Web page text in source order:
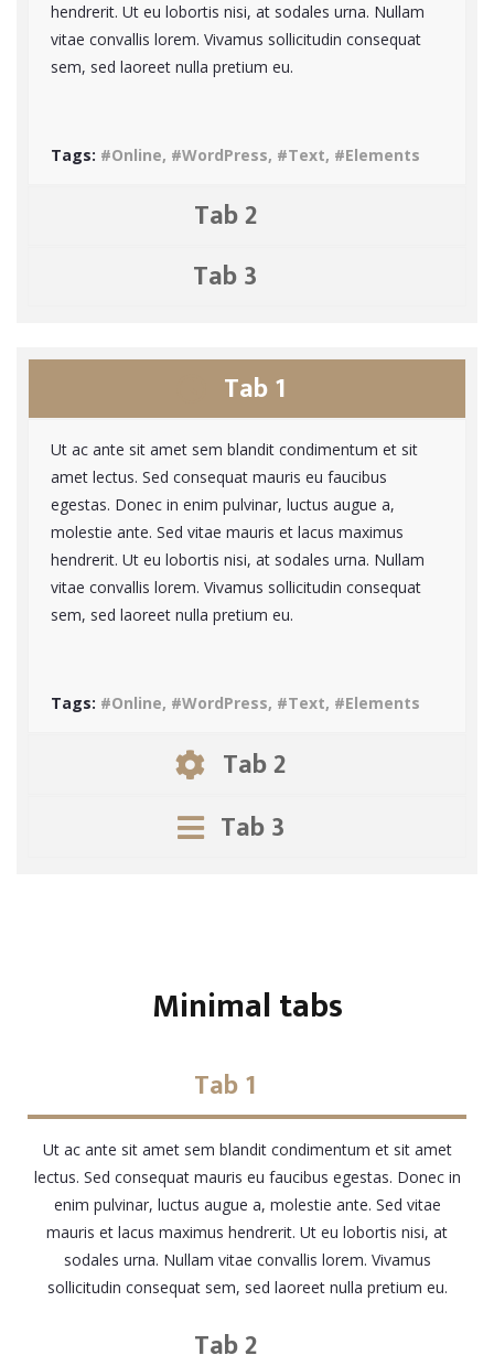
hendrerit. Ut eu lobortis nisi, at sodales urna. Nullam
vitae convallis lorem. Vivamus sollicitudin consequat
sem, sed laoreet nulla pretium eu.
Tags: #Online, #WordPress, #Text, #Elements
Tab 2
Tab 3
Tab 1
Ut ac ante sit amet sem blandit condimentum et sit
amet lectus. Sed consequat mauris eu faucibus
egestas. Donec in enim pulvinar, luctus augue a,
molestie ante. Sed vitae mauris et lacus maximus
hendrerit. Ut eu lobortis nisi, at sodales urna. Nullam
vitae convallis lorem. Vivamus sollicitudin consequat
sem, sed laoreet nulla pretium eu.
Tags: #Online, #WordPress, #Text, #Elements
Tab 2
Tab 3
Minimal tabs
Tab 1
Ut ac ante sit amet sem blandit condimentum et sit amet
lectus. Sed consequat mauris eu faucibus egestas. Donec in
enim pulvinar, luctus augue a, molestie ante. Sed vitae
mauris et lacus maximus hendrerit. Ut eu lobortis nisi, at
sodales urna. Nullam vitae convallis lorem. Vivamus
sollicitudin consequat sem, sed laoreet nulla pretium eu.
Tab 2